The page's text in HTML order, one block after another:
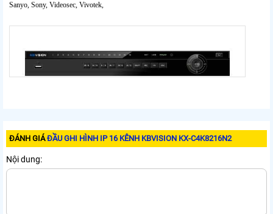
Sanyo, Sony, Videosec, Vivotek,
ĐÁNH GIÁĐẦU GHI HÌNH IP 16 KÊNH KBVISION KX-C4K8216N2
Nội dung: